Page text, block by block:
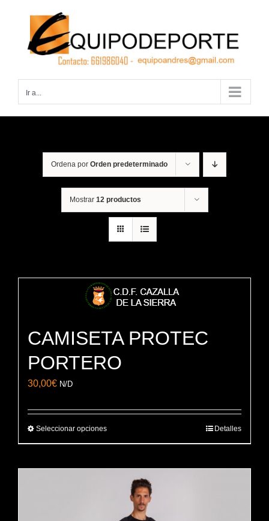
contenido
Ir a...
Ordena por Orden predeterminado
Mostrar 12 productos
CAMISETA PROTEC
PORTERO
30,00€ N/D
Seleccionar opcionesEste
producto
múltiples
variantes.
Detalles